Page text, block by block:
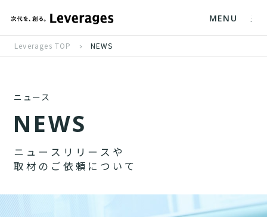
MENU
Leverages TOP NEWS
ニュース
NEWS
ニ ュ ー ス リ リ ー ス や
取 材 の ご 依 頼 に つ い て